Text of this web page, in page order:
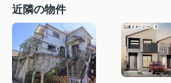
近隣の物件